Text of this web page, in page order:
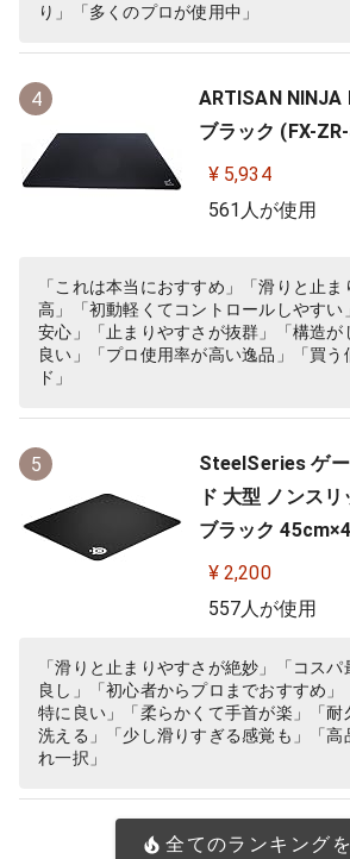
り」「多くのプロが使用中」
4
ARTISAN NINJA
ブラック (FX-
¥ 5,934
561人が使用
「これは本当におすすめ」「滑りと止
高」「初動軽くてコントロールしやすい
安心」「止まりやすさが抜群」「構造が
良い」「プロ使用率が高い逸品」「買う
ド」
5
SteelSeries ゲ
ド 大型 ノンス
ブラック
+ 63003
¥ 2,200
557人が使用
「滑りと止まりやすさが絶妙」「コス
良し」「初心者からプロまでおすすめ」
特に良い」「柔らかくて手首が楽」「耐
洗える」「少し滑りすぎる感覚も」「高
れ一択」
全てのランキング